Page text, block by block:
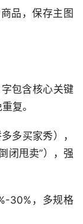
品，保存主图
包含核心关键
复。
多买家秀），
闭甩卖”），强
30%，多规格